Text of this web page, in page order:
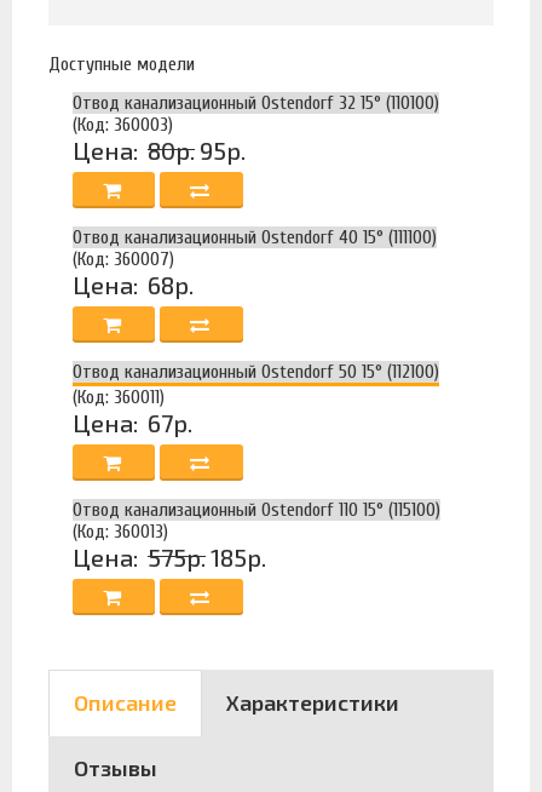
Доступные модели
Отвод канализационный Ostendorf 32 15° (110100)
(Код: 360003)
Цена: 80р. 95р.
Отвод канализационный Ostendorf 40 15° (111100)
(Код: 360007)
Цена: 68р.
Отвод канализационный Ostendorf 50 15° (112100)
(Код: 360011)
Цена: 67р.
Отвод канализационный Ostendorf 110 15° (115100)
(Код: 360013)
Цена: 575р.185р.
Описание Характеристики
Отзывы